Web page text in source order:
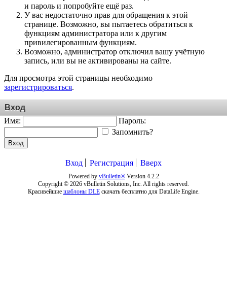
и пароль и попробуйте ещё раз.
У вас недостаточно прав для обращения к этой
странице. Возможно, вы пытаетесь обратиться к
функциям администратора или к другим
привилегированным функциям.
Возможно, администратор отключил вашу учётную
запись, или вы не активированы на сайте.
Для просмотра этой страницы необходимо
зарегистрироваться.
Вход
Имя:
Пароль:
Запомнить?
Вход
Вход Регистрация Вверх
Powered by vBulletin®Version 4.2.2
Copyright © 2026 vBulletin Solutions, Inc. All rights reserved.
Красивейшие шаблоны DLEскачать бесплатно для DataLife Engine.